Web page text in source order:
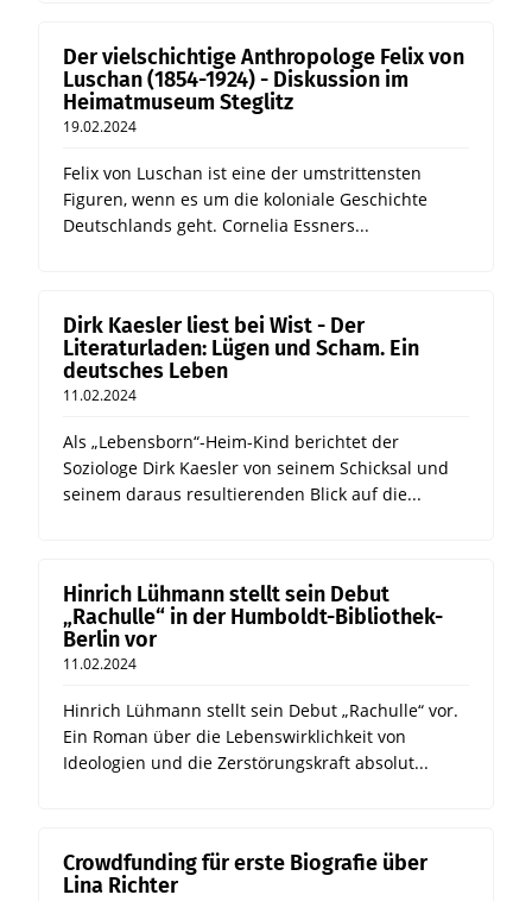
Der vielschichtige Anthropologe Felix von
Luschan (1854-1924) - Diskussion im
Heimatmuseum Steglitz
19.02.2024
Felix von Luschan ist eine der umstrittensten
Figuren, wenn es um die koloniale Geschichte
Deutschlands geht. Cornelia Essners...
Dirk Kaesler liest bei Wist - Der
Literaturladen: Lügen und Scham. Ein
deutsches Leben
11.02.2024
Als „Lebensborn“-Heim-Kind berichtet der
Soziologe Dirk Kaesler von seinem Schicksal und
seinem daraus resultierenden Blick auf die...
Hinrich Lühmann stellt sein Debut
„Rachulle“ in der Humboldt-Bibliothek-
Berlin vor
11.02.2024
Hinrich Lühmann stellt sein Debut „Rachulle“ vor.
Ein Roman über die Lebenswirklichkeit von
Ideologien und die Zerstörungskraft absolut...
Crowdfunding für erste Biografie über
Lina Richter